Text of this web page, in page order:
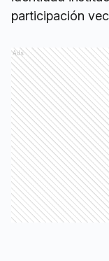
participación
Ads